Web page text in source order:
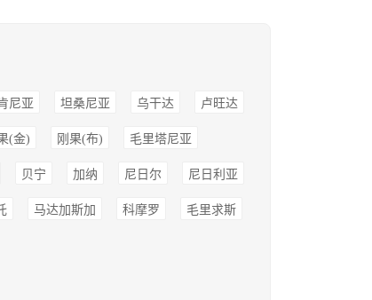
尼亚 坦桑尼亚 乌干达 卢旺达
(金) 刚果(布) 毛里塔尼亚
贝宁 加纳 尼日尔 尼日利亚
马达加斯加 科摩罗 毛里求斯